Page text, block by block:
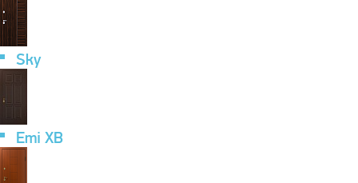
Sky
Emi XB